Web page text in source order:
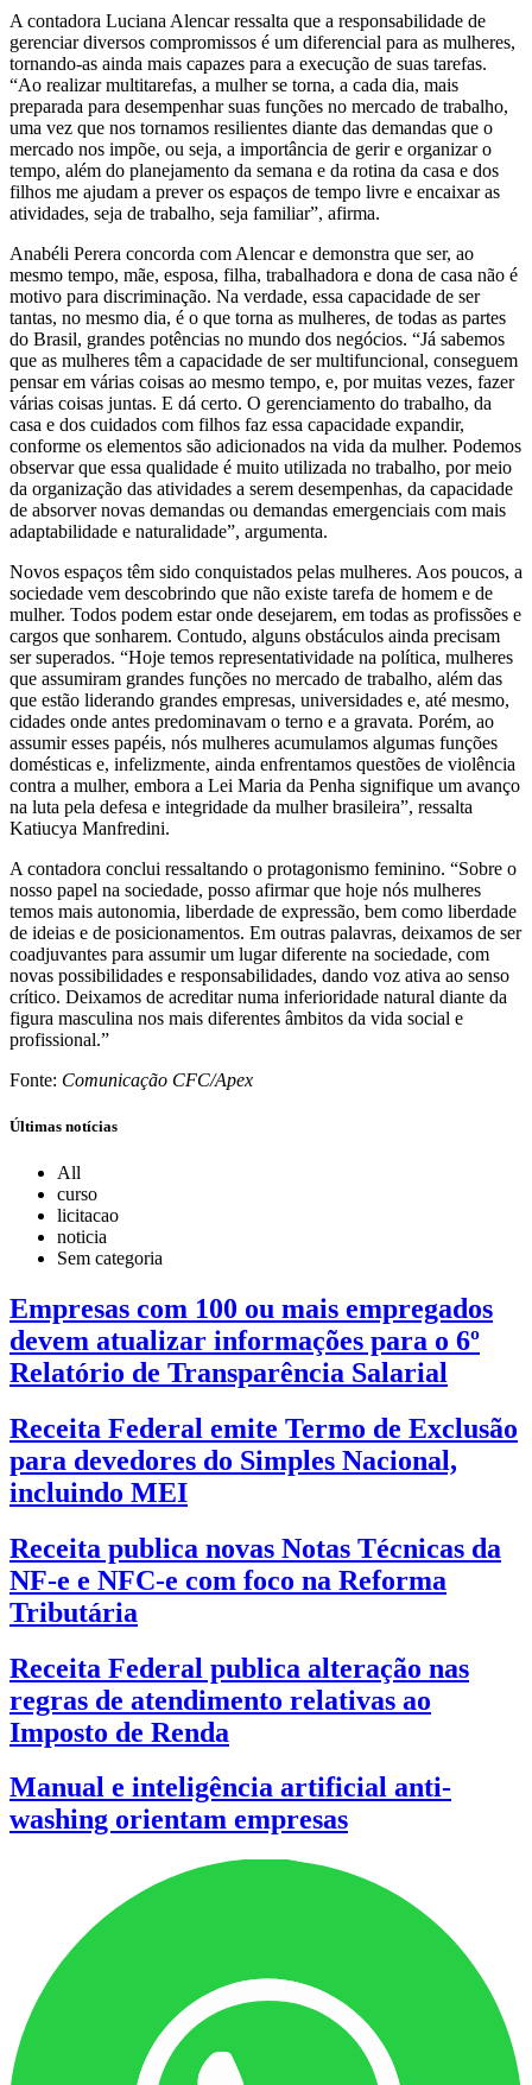
A contadora Luciana Alencar ressalta que a responsabilidade de
gerenciar diversos compromissos é um diferencial para as mulheres,
tornando-as ainda mais capazes para a execução de suas tarefas.
“Ao realizar multitarefas, a mulher se torna, a cada dia, mais
preparada para desempenhar suas funções no mercado de trabalho,
uma vez que nos tornamos resilientes diante das demandas que o
mercado nos impõe, ou seja, a importância de gerir e organizar o
tempo, além do planejamento da semana e da rotina da casa e dos
filhos me ajudam a prever os espaços de tempo livre e encaixar as
atividades, seja de trabalho, seja familiar”, afirma.
Anabéli Perera concorda com Alencar e demonstra que ser, ao
mesmo tempo, mãe, esposa, filha, trabalhadora e dona de casa não é
motivo para discriminação. Na verdade, essa capacidade de ser
tantas, no mesmo dia, é o que torna as mulheres, de todas as partes
do Brasil, grandes potências no mundo dos negócios. “Já sabemos
que as mulheres têm a capacidade de ser multifuncional, conseguem
pensar em várias coisas ao mesmo tempo, e, por muitas vezes, fazer
várias coisas juntas. E dá certo. O gerenciamento do trabalho, da
casa e dos cuidados com filhos faz essa capacidade expandir,
conforme os elementos são adicionados na vida da mulher. Podemos
observar que essa qualidade é muito utilizada no trabalho, por meio
da organização das atividades a serem desempenhas, da capacidade
de absorver novas demandas ou demandas emergenciais com mais
adaptabilidade e naturalidade”, argumenta.
Novos espaços têm sido conquistados pelas mulheres. Aos poucos, a
sociedade vem descobrindo que não existe tarefa de homem e de
mulher. Todos podem estar onde desejarem, em todas as profissões e
cargos que sonharem. Contudo, alguns obstáculos ainda precisam
ser superados. “Hoje temos representatividade na política, mulheres
que assumiram grandes funções no mercado de trabalho, além das
que estão liderando grandes empresas, universidades e, até mesmo,
cidades onde antes predominavam o terno e a gravata. Porém, ao
assumir esses papéis, nós mulheres acumulamos algumas funções
domésticas e, infelizmente, ainda enfrentamos questões de violência
contra a mulher, embora a Lei Maria da Penha signifique um avanço
na luta pela defesa e integridade da mulher brasileira”, ressalta
Katiucya Manfredini.
A contadora conclui ressaltando o protagonismo feminino. “Sobre o
nosso papel na sociedade, posso afirmar que hoje nós mulheres
temos mais autonomia, liberdade de expressão, bem como liberdade
de ideias e de posicionamentos. Em outras palavras, deixamos de ser
coadjuvantes para assumir um lugar diferente na sociedade, com
novas possibilidades e responsabilidades, dando voz ativa ao senso
crítico. Deixamos de acreditar numa inferioridade natural diante da
figura masculina nos mais diferentes âmbitos da vida social e
profissional.”
Fonte: Comunicação CFC/Apex
Últimas notícias
All
curso
licitacao
noticia
Sem categoria
Empresas com 100 ou mais empregados
devem atualizar informações para o 6º
Relatório de Transparência Salarial
Receita Federal emite Termo de Exclusão
para devedores do Simples Nacional,
incluindo MEI
Receita publica novas Notas Técnicas da
NF-e e NFC-e com foco na Reforma
Tributária
Receita Federal publica alteração nas
regras de atendimento relativas ao
Imposto de Renda
Manual e inteligência artificial anti-
washing orientam empresas